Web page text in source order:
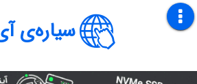
سیاره‌ی